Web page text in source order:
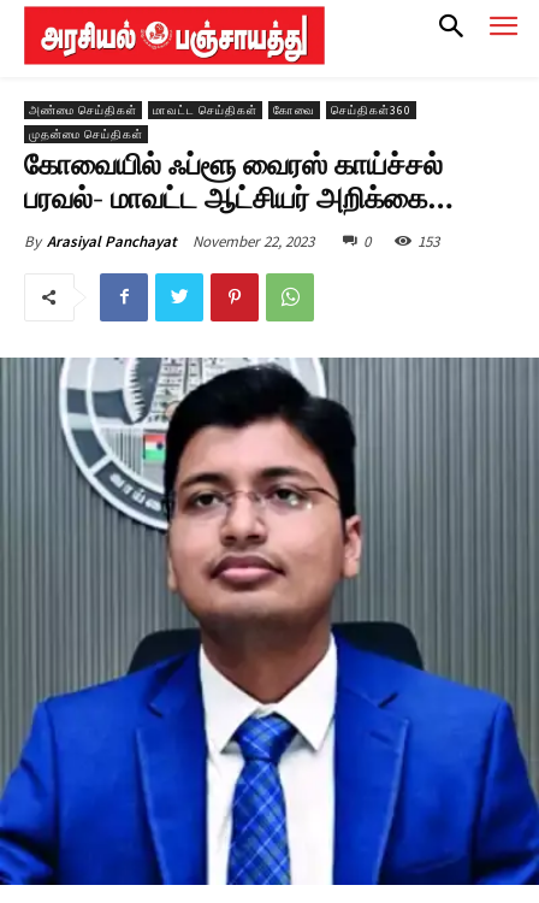
அண்மை செய்திகள் மாவட்ட செய்திகள் கோவை
செய்திகள்360
முதன்மை செய்திகள்
கோவையில் ஃப்ளூ வைரஸ் காய்ச்சல்
பரவல்- மாவட்ட ஆட்சியர் அறிக்கை…
By Arasiyal Panchayat November 22, 2023 0 153